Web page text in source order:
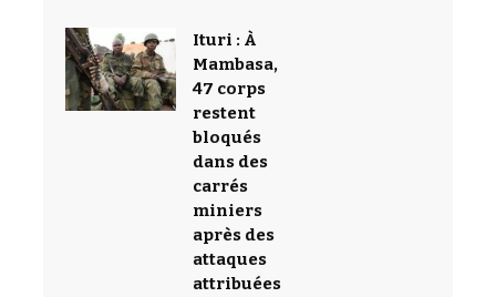
Ituri : À
Mambasa,
47 corps
restent
bloqués
dans des
carrés
miniers
après des
attaques
attribuées